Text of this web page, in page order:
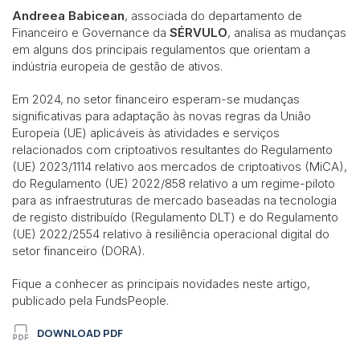
Andreea Babicean, associada do departamento de
Financeiro e Governance da SÉRVULO, analisa as mudanças
em alguns dos principais regulamentos que orientam a
indústria europeia de gestão de ativos.
Em 2024, no setor financeiro esperam-se mudanças
significativas para adaptação às novas regras da União
Europeia (UE) aplicáveis às atividades e serviços
relacionados com criptoativos resultantes do Regulamento
(UE) 2023/1114 relativo aos mercados de criptoativos (MiCA),
do Regulamento (UE) 2022/858 relativo a um regime-piloto
para as infraestruturas de mercado baseadas na tecnologia
de registo distribuído (Regulamento DLT) e do Regulamento
(UE) 2022/2554 relativo à resiliência operacional digital do
setor financeiro (DORA).
Fique a conhecer as principais novidades neste artigo,
publicado pela FundsPeople.
DOWNLOAD PDF